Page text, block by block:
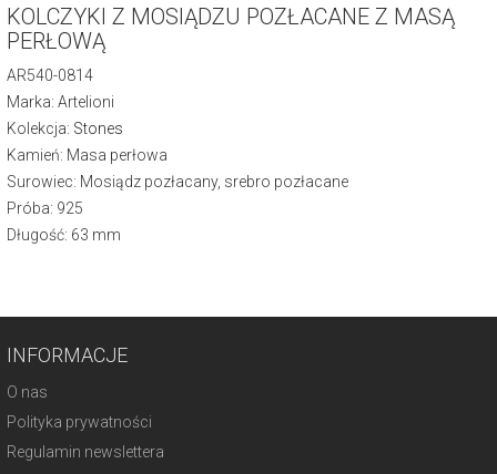
KOLCZYKI Z MOSIĄDZU POZŁACANE Z MASĄ
PERŁOWĄ
AR540-0814
Marka: Artelioni
Kolekcja: Stones
Kamień: Masa perłowa
Surowiec: Mosiądz pozłacany, srebro pozłacane
Próba: 925
Długość: 63 mm
INFORMACJE
O nas
Polityka prywatności
Regulamin newslettera